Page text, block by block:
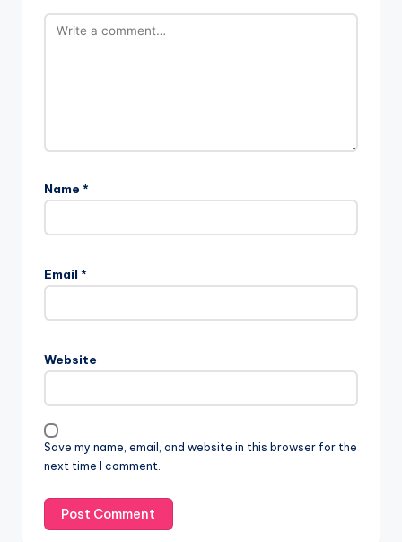
Name *
Email *
Website
Save my name, email, and website in this browser for the
next time I comment.